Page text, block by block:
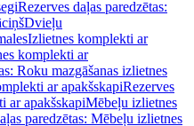
Rezerves daļas paredzētas:
Dvieļu
Izlietnes komplekti ar
komplekti ar
Roku mazgāšanas izlietnes
ar apakšskapiRezerves
ar apakšskapiMēbeļu izlietnes
paredzētas: Mēbeļu izlietnes